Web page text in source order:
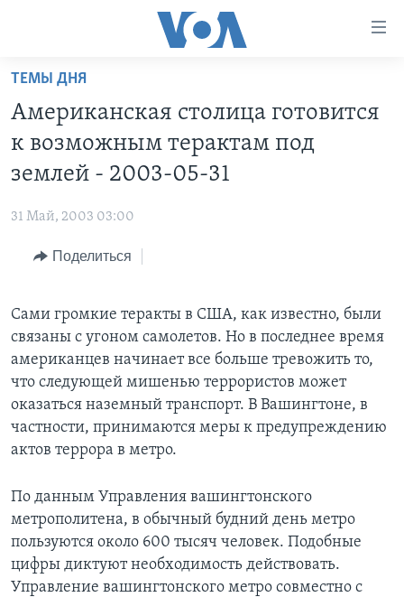
Перейти
основной
контент
основной
Перейти
ПРОГРАММЫ
АМЕРИКА
ИТОГИ
ПОЧЕМУ ЭТО ВАЖНО?
ДЕТАЛИ
НЬЮ-ЙОРК NEW YORK
АМЕРИКА. БОЛЬШОЕ ПУТЕШЕСТВИЕ
ПРОЕКТЫ
НАША АМЕРИКАНСКАЯ ИСТОРИЯ
А КАК В АМЕРИКЕ?
АМЕРИКАНСКИЕ ГОРОДКИ
ТЕСТЫ
ИНТЕРВЬЮ
ФАКТЫ ПРОТИВ ФЕЙКОВ
УЧИМ АНГЛИЙСКИЙ
ВИДЕО
ПОДПИСКА НА НОВОСТИ
Learning English
Языки
ТЕМЫ ДНЯ
Американская столица готовится
к возможным терактам под
землей - 2003-05-31
31 Май, 2003 03:00
Поделиться
Сами громкие теракты в США, как известно, были
связаны с угоном самолетов. Но в последнее время
американцев начинает все больше тревожить то,
что следующей мишенью террористов может
оказаться наземный транспорт. В Вашингтоне, в
частности, принимаются меры к предупреждению
актов террора в метро.
По данным Управления вашингтонского
метрополитена, в обычный будний день метро
пользуются около 600 тысяч человек. Подобные
цифры диктуют необходимость действовать.
Управление вашингтонского метро совместно с